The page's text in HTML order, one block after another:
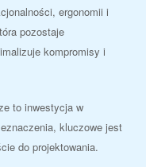
ergonomii i
pozostaje
kompromisy i
to inwestycja w
kluczowe jest
do projektowania.